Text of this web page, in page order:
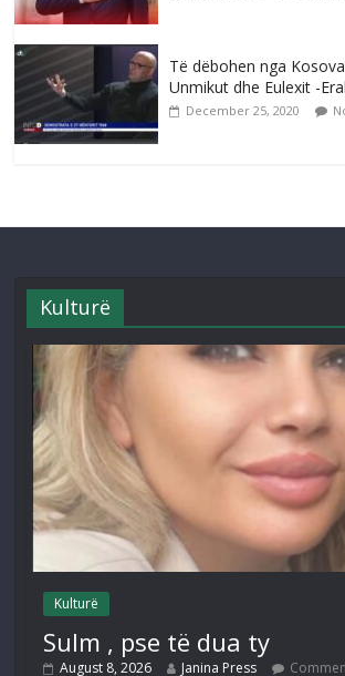
Të dëbohen nga
Unmikut dhe Eulexit -
December 25, 2020
Kulturë
Kulturë
Sulm , pse të dua ty
August 8, 2026 Janina Press